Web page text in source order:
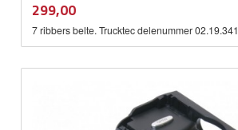
Pris
299,00mva.
7 ribbers belte. Trucktec delenummer 02.19.341